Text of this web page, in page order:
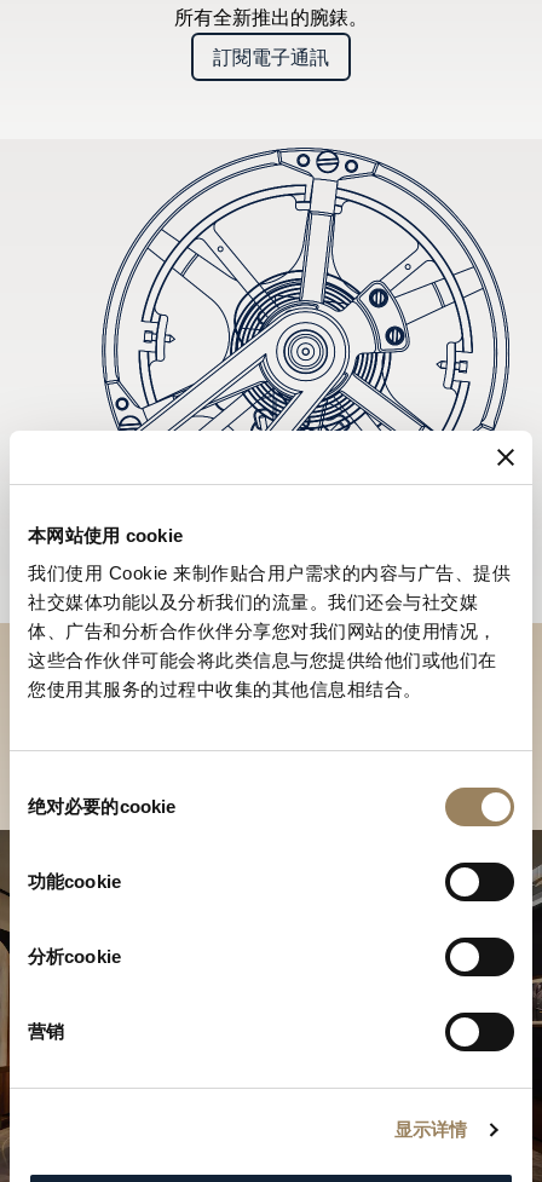
本网站使用 cookie
我们使用 Cookie 来制作贴合用户需求的内容与广告、提供
社交媒体功能以及分析我们的流量。我们还会与社交媒
体、广告和分析合作伙伴分享您对我们网站的使用情况，
这些合作伙伴可能会将此类信息与您提供给他们或他们在
您使用其服务的过程中收集的其他信息相结合。
绝对必要的cookie
功能cookie
分析cookie
营销
显示详情
所有全新推出的腕錶。
訂閱電子通訊
於專賣店探索品牌系列作品
尋找專賣店